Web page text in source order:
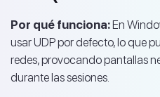
Por qué funciona:En
usar UDP por defecto, lo que
redes, provocando pantallas
durante las sesiones.